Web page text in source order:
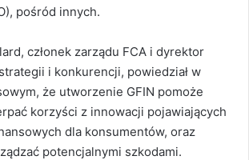
pośród innych.
członek zarządu FCA i dyrektor
i konkurencji, powiedział w
że utworzenie GFIN pomoże
korzyści z innowacji pojawiających
dla konsumentów, oraz
potencjalnymi szkodami.